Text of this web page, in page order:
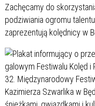
Zachęcamy do
podziwiania ogromu
zaprezentują kolędnicy w